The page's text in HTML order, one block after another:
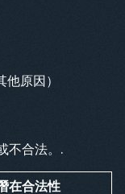
原因）
不合法。.
在合法性